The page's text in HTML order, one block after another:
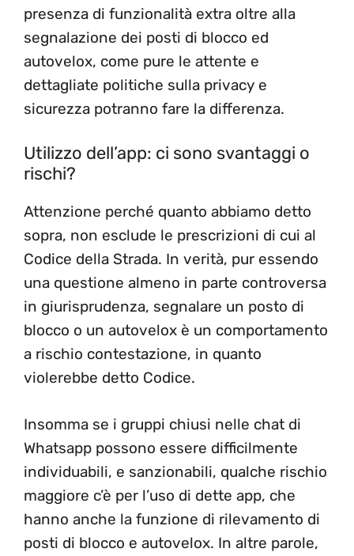
presenza di funzionalità extra oltre alla
segnalazione dei posti di blocco ed
autovelox, come pure le attente e
dettagliate politiche sulla privacy e
sicurezza potranno fare la differenza.
Utilizzo dell’app: ci sono svantaggi o
rischi?
Attenzione perché quanto abbiamo detto
sopra, non esclude le prescrizioni di cui al
Codice della Strada. In verità, pur essendo
una questione almeno in parte controversa
in giurisprudenza, segnalare un posto di
blocco o un autovelox è un comportamento
a rischio contestazione, in quanto
violerebbe detto Codice.
Insomma se i gruppi chiusi nelle chat di
Whatsapp possono essere difficilmente
individuabili, e sanzionabili, qualche rischio
maggiore c’è per l’uso di dette app, che
hanno anche la funzione di rilevamento di
posti di blocco e autovelox. In altre parole,